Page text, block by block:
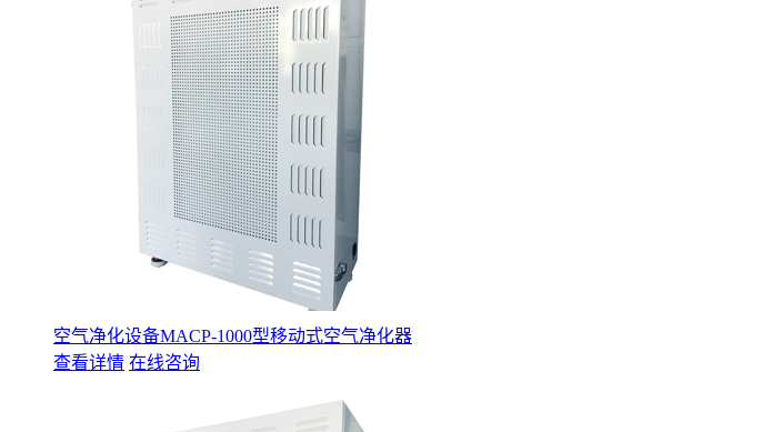
空气净化设备MACP-1000型移动式空气净化器
查看详情 在线咨询